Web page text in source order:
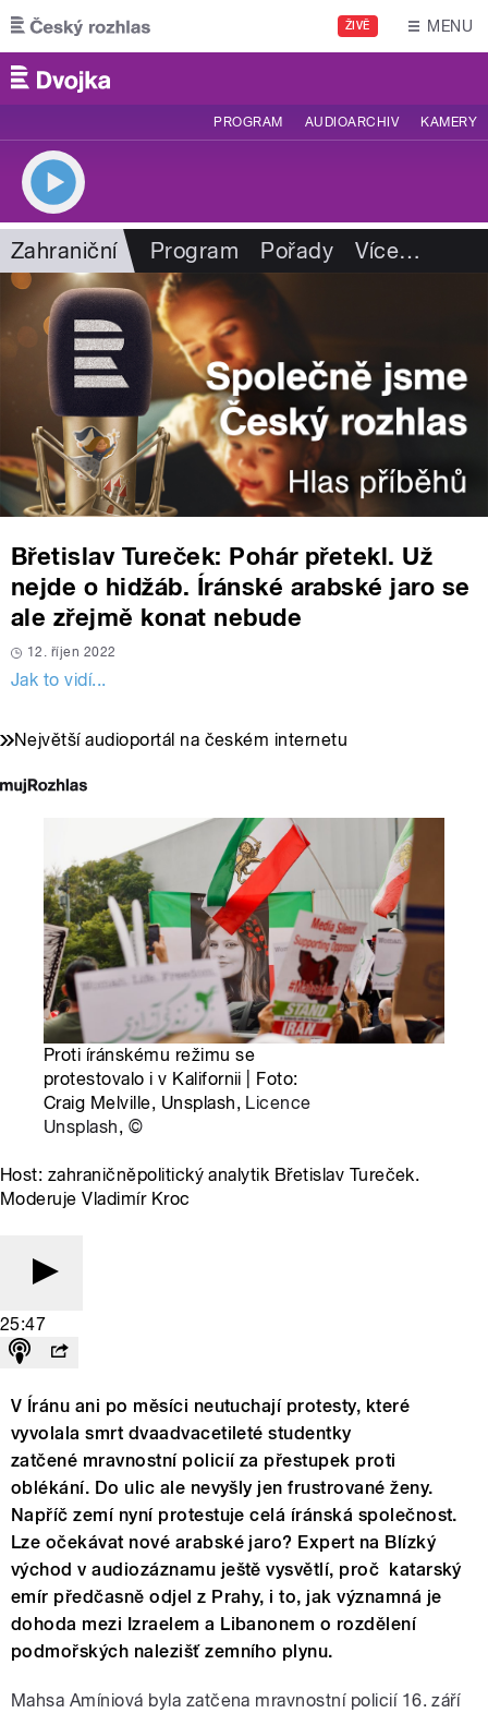
Přejít k hlavnímu obsahu
ŽIVĚ MENU
PROGRAM AUDIOARCHIV KAMERY
Zahraniční Program Pořady Více…
Břetislav Tureček: Pohár přetekl. Už
nejde o hidžáb. Íránské arabské jaro se
ale zřejmě konat nebude
12. říjen 2022
Jak to vidí...
Největší audioportál na českém internetu
Proti íránskému režimu se
protestovalo i v Kalifornii | Foto:
Craig Melville, Unsplash, Licence
Unsplash, ©
Host: zahraničněpolitický analytik Břetislav Tureček.
Moderuje Vladimír Kroc
25:47
V Íránu ani po měsíci neutuchají protesty, které
vyvolala smrt dvaadvacetileté studentky
zatčené mravnostní policií za přestupek proti
oblékání. Do ulic ale nevyšly jen frustrované ženy.
Napříč zemí nyní protestuje celá íránská společnost.
Lze očekávat nové arabské jaro? Expert na Blízký
východ v audiozáznamu ještě vysvětlí, proč katarský
emír předčasně odjel z Prahy, i to, jak významná je
dohoda mezi Izraelem a Libanonem o rozdělení
podmořských nalezišť zemního plynu.
Mahsa Amíniová byla zatčena mravnostní policií 16. září